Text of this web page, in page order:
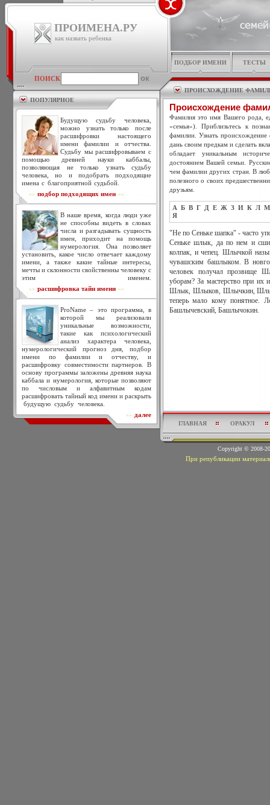
ПРОИМЕНА.РУ
как назвать ребенка
ПОИСК
ПОПУЛЯРНОЕ
Будущую судьбу человека,
можно узнать только после
расшифровки настоящего
имени фамилии и отчества.
Судьбу мы расшифровываем с
помощью древней науки каббалы,
позволяющая не только узнать судьбу
человека, но и подобрать подходящие
имена с благоприятной судьбой.
>> подбор подходящих имен <<
В наше время, когда люди уже
не способны видеть в словах
числа и разгадывать сущность
имен, приходит на помощь
нумерология. Она позволяет
установить, какое число отвечает каждому
имени, а также какие тайные интересы,
мечты и склонности свойственны человеку с
этим именем.
>> расшифровка тайн имени <<
ProName – это программа, в
которой мы реализовали
уникальные возможности,
такие как психологический
анализ характера человека,
нумерологический прогноз дня, подбор
имени по фамилии и отчеству, и
расшифровку совместимости партнеров. В
основу программы заложены древняя наука
каббала и нумерология, которые позволяют
по числовым и алфавитным кодам
расшифровать тайный код имени и раскрыть
будущую судьбу человека.
>> далее
ПОДБОР ИМЕНИ ТЕСТЫ
ПРОИСХОЖДЕНИЕ
Происхождение
Фамилия это имя Вашего рода,
«семья»). Приблизьтесь к
фамилии. Узнать
дань своим предкам и сделать
обладает уникальным
достоянием Вашей семьи.
чем фамилии других стран. В
полезного о своих
друзьям.
А Б В Г Д Е Ж З И К Л М
Я
"Не по Сеньке шапка" - часто
Сеньке шлык, да по нем и
колпак, и чепец. Шлычкой
чувашским башлыком. В
человек получал прозвище
уборам? За мастерство при их
Шлык, Шлыков, Шлычкин,
теперь мало кому понятное.
Башлычевский, Башлычокин.
ГЛАВНАЯ ОРАКУЛ
Copyright © 2008-
При републикации